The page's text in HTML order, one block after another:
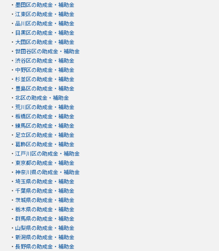
・ 墨田区の助成金・補助金
・ 江東区の助成金・補助金
・ 品川区の助成金・補助金
・ 目黒区の助成金・補助金
・ 大田区の助成金・補助金
・ 世田谷区の助成金・補助金
・ 渋谷区の助成金・補助金
・ 中野区の助成金・補助金
・ 杉並区の助成金・補助金
・ 豊島区の助成金・補助金
・ 北区の助成金・補助金
・ 荒川区の助成金・補助金
・ 板橋区の助成金・補助金
・ 練馬区の助成金・補助金
・ 足立区の助成金・補助金
・ 葛飾区の助成金・補助金
・ 江戸川区の助成金・補助金
・ 東京都の助成金・補助金
・ 神奈川県の助成金・補助金
・ 埼玉県の助成金・補助金
・ 千葉県の助成金・補助金
・ 茨城県の助成金・補助金
・ 栃木県の助成金・補助金
・ 群馬県の助成金・補助金
・ 山梨県の助成金・補助金
・ 新潟県の助成金・補助金
・ 長野県の助成金・補助金